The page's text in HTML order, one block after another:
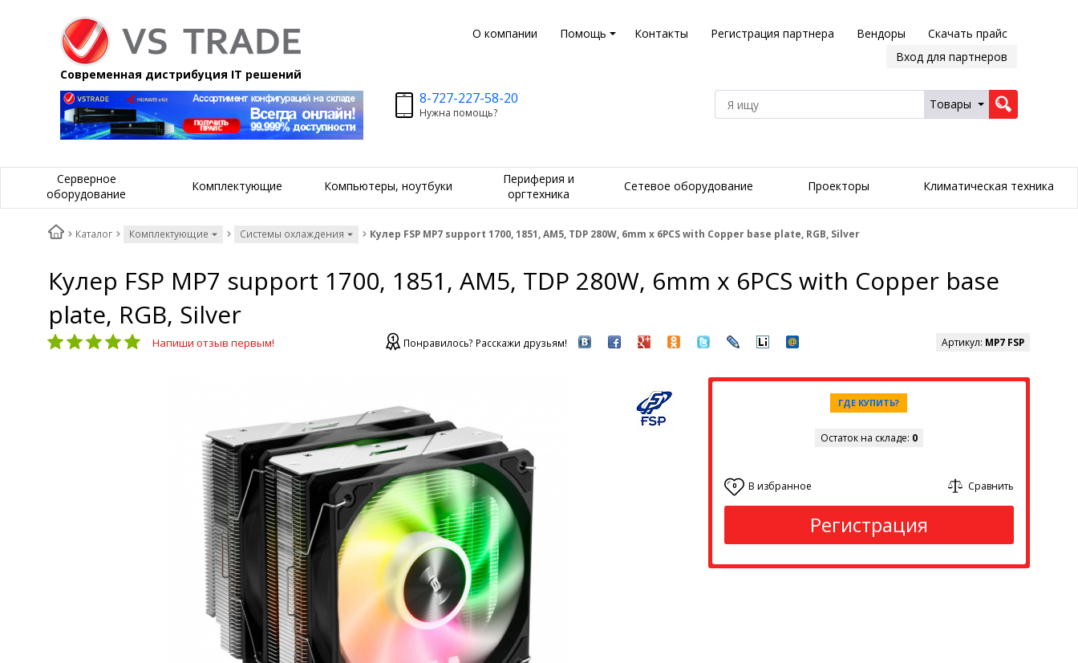
О компании Помощь Контакты Регистрация партнера Вендоры
Скачать прайс
Вход для партнеров
Современная дистрибуция IT решений
8-727-227-58-20
Нужна помощь?
Товары
Серверное
оборудование
Комплектующие Компьютеры, ноутбуки
Периферия и
оргтехника
Сетевое оборудование Проекторы Климатическая техника
Каталог Комплектующие Системы охлаждения Кулер FSP MP7 support 1700, 1851, AM5, TDP 280W, 6mm x 6PCS with Copper base plate, RGB, Silver
Кулер FSP MP7 support 1700, 1851, AM5, TDP 280W, 6mm x 6PCS with Copper base
plate, RGB, Silver
Напиши отзыв первым! Понравилось? Расскажи друзьям! Артикул: MP7 FSP
ГДЕ КУПИТЬ?
Остаток на складе: 0
0 В избранное Сравнить
Регистрация